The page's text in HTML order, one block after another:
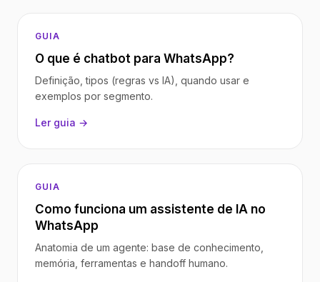
GUIA
O que é chatbot para WhatsApp?
Definição, tipos (regras vs IA), quando usar e
exemplos por segmento.
Ler guia →
GUIA
Como funciona um assistente de IA no
WhatsApp
Anatomia de um agente: base de conhecimento,
memória, ferramentas e handoff humano.